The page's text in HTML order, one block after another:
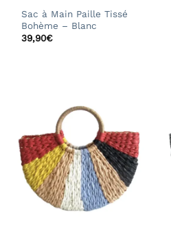
Sac à Main Paille Tissé
Bohème – Blanc
39,90€